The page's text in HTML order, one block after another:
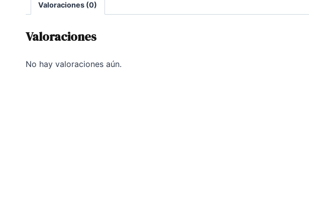
Valoraciones (0)
Valoraciones
No hay valoraciones aún.